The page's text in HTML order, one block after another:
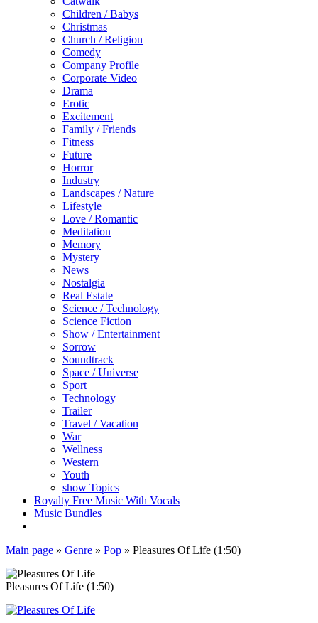
Children / Babys
Christmas
Church / Religion
Comedy
Company Profile
Corporate Video
Drama
Erotic
Excitement
Family / Friends
Fitness
Future
Horror
Industry
Landscapes / Nature
Lifestyle
Love / Romantic
Meditation
Memory
Mystery
News
Nostalgia
Real Estate
Science / Technology
Science Fiction
Show / Entertainment
Sorrow
Soundtrack
Space / Universe
Sport
Technology
Trailer
Travel / Vacation
War
Wellness
Western
Youth
show Topics
Royalty Free Music With Vocals
Music Bundles
Main page » Genre » Pop » Pleasures Of Life (1:50)
Pleasures Of Life (1:50)